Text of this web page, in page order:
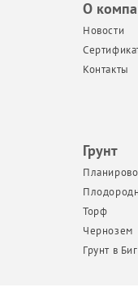
О
Новости
Контакты
Грунт
Торф
Чернозем
Грунт в